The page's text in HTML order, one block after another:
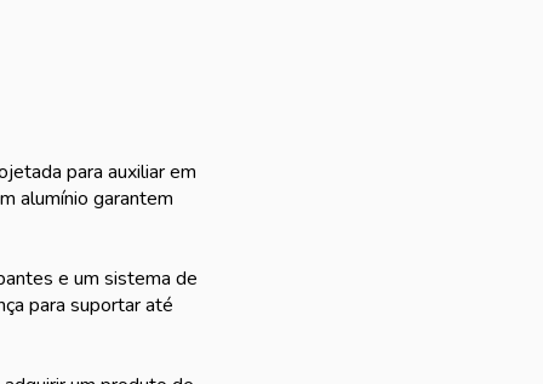
para auxiliar em
alumínio garantem
e um sistema de
para suportar até